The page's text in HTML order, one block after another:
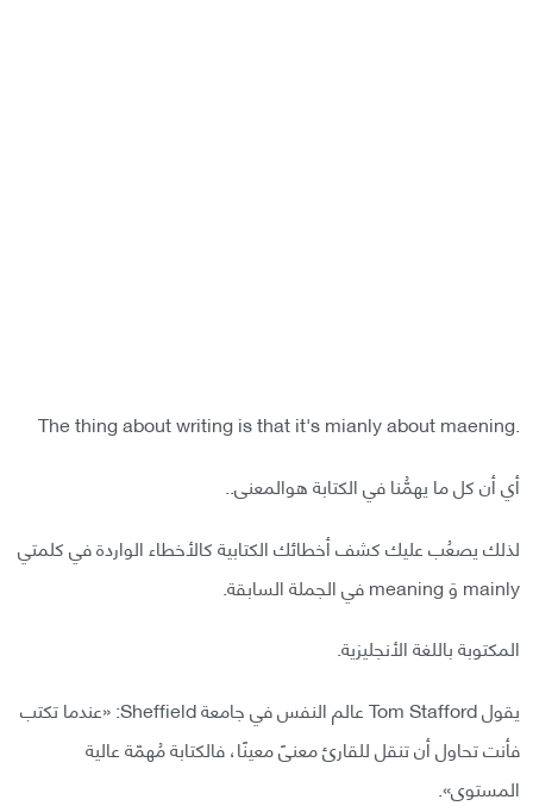
.The thing about writing is that it's mianly about maening
أي أن كل ما يهمُّنا في الكتابة هوالمعنى..
لذلك يصعُب عليك كشف أخطائك الكتابية كالأخطاء الواردة في كلمتي
mainly وَ meaning في الجملة السابقة.
المكتوبة باللغة الأنجليزية.
يقول Tom Stafford عالم النفس في جامعة Sheffield: «عندما تكتب
فأنت تحاول أن تنقل للقارئ معنىً معينًا، فالكتابة مُهمّة عالية
المستوى».